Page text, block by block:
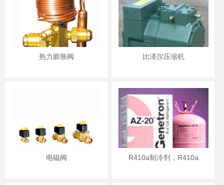
热力膨胀阀 比泽尔压缩机
电磁阀 R410a制冷剂，R410a